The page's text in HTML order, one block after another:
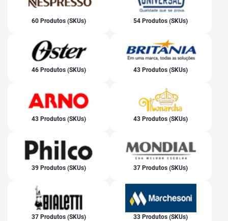
60 Produtos (SKUs) 54 Produtos (SKUs)
46 Produtos (SKUs) 43 Produtos (SKUs)
43 Produtos (SKUs) 43 Produtos (SKUs)
39 Produtos (SKUs) 37 Produtos (SKUs)
37 Produtos (SKUs) 33 Produtos (SKUs)